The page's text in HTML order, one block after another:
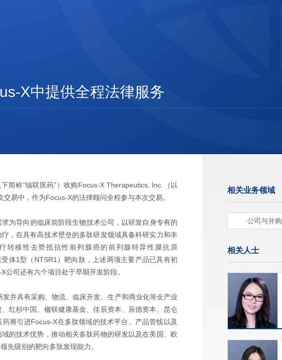
X中提供全程法律服务
简称“辐联医药”）收购Focus-X Therapeutics, Inc.（以
易中，作为Focus-X的法律顾问全程参与本次交易。
为导向的临床前阶段生物技术公司，以研发自身专有的
，在具有高技术壁垒的多肽研发领域具备科研实力和丰
转移性去势抵抗性前列腺癌的前列腺特异性膜抗原
体1型（NTSR1）靶向肽，上述两项主要产品已具有初
司还有六个项目处于早期开发阶段。
并具有采购、物流、临床开发、生产和商业化等全产业
红杉中国、楹联健康基金、佳辰资本、辰德资本、昆仑
将引进Focus-X在多肽领域的技术平台、产品管线以及
的技术优势，推动相关多肽药物的研发以及在美国、欧
先级别的靶向多肽发现能力。
相关业务领域
公司与并购
相关人士